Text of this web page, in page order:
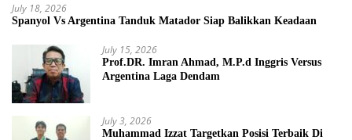
July 18, 2026
Spanyol Vs Argentina Tanduk Matador Siap Balikkan Keadaan
July 15, 2026
Prof.DR. Imran Ahmad, M.P.d Inggris Versus
Argentina Laga Dendam
July 3, 2026
Muhammad Izzat Targetkan Posisi Terbaik Di